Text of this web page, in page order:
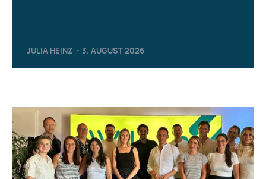
JULIA HEINZ - 3. AUGUST 2026